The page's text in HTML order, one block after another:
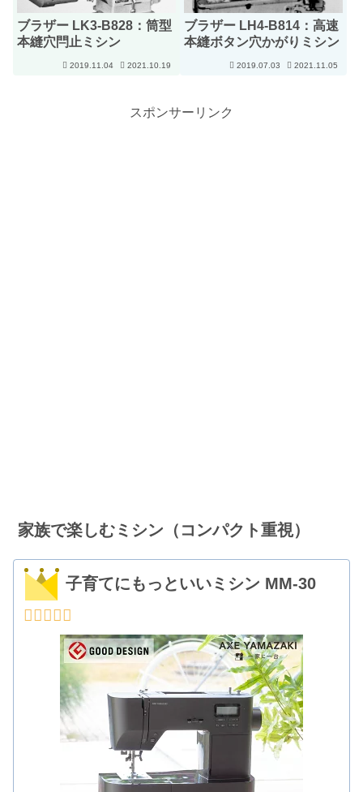
ブラザー LK3-B828：筒型
本縫穴閂止ミシン
2019.11.04 2021.10.19
ブラザー LH4-B814：高速
本縫ボタン穴かがりミシン
2019.07.03 2021.11.05
スポンサーリンク
家族で楽しむミシン（コンパクト重視）
子育てにもっといいミシン MM-30